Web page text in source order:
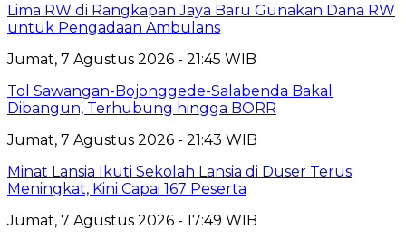
Lima RW di Rangkapan Jaya Baru Gunakan Dana RW
untuk Pengadaan Ambulans
Jumat, 7 Agustus 2026 - 21:45 WIB
Tol Sawangan-Bojonggede-Salabenda Bakal
Dibangun, Terhubung hingga BORR
Jumat, 7 Agustus 2026 - 21:43 WIB
Minat Lansia Ikuti Sekolah Lansia di Duser Terus
Meningkat, Kini Capai 167 Peserta
Jumat, 7 Agustus 2026 - 17:49 WIB